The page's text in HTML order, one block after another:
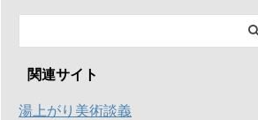
関連サイト
湯上がり美術談義